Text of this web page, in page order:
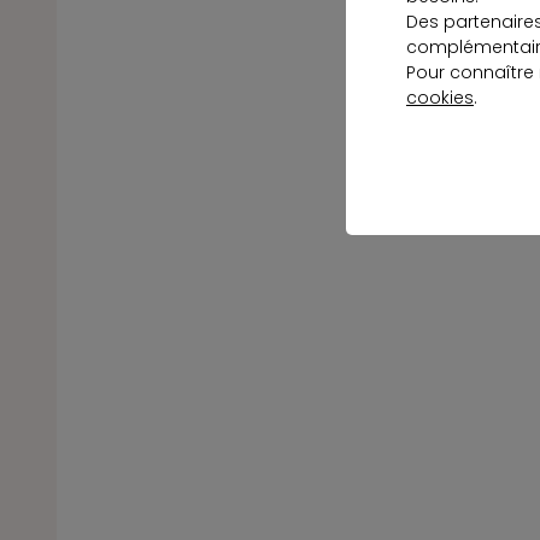
Des
Pour
cookies.